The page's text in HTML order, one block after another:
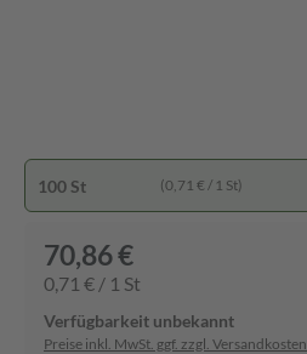
100 St (0,71 € / 1 St)
70,86 €
0,71 € / 1 St
Verfügbarkeit unbekannt
Preise inkl. MwSt. ggf. zzgl. Versandkosten